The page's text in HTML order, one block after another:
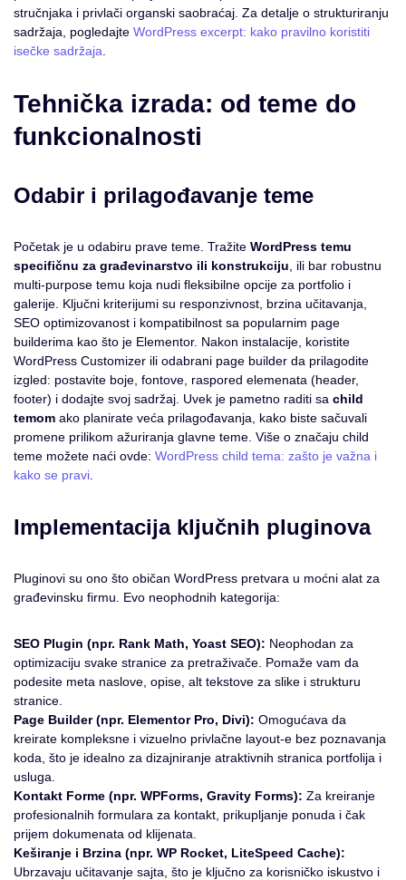
stručnjaka i privlači organski saobraćaj. Za detalje o strukturiranju
sadržaja, pogledajte WordPress excerpt: kako pravilno koristiti
isečke sadržaja
Tehnička izrada: od teme do
funkcionalnosti
Odabir i prilagođavanje teme
Početak je u odabiru prave teme. Tražite WordPress temu
specifičnu za građevinarstvo ili konstrukciju , ili bar robustnu
multi-purpose temu koja nudi fleksibilne opcije za portfolio i
galerije. Ključni kriterijumi su responzivnost, brzina učitavanja,
SEO optimizovanost i kompatibilnost sa popularnim page
builderima kao što je Elementor. Nakon instalacije, koristite
WordPress Customizer ili odabrani page builder da prilagodite
izgled: postavite boje, fontove, raspored elemenata (header,
footer) i dodajte svoj sadržaj. Uvek je pametno raditi sa child
temom ako planirate veća prilagođavanja, kako biste sačuvali
promene prilikom ažuriranja glavne teme. Više o značaju child
teme možete naći ovde: WordPress child tema: zašto je važna i
kako se pravi
Implementacija ključnih pluginova
Pluginovi su ono što običan WordPress pretvara u moćni alat za
građevinsku firmu. Evo neophodnih kategorija:
SEO Plugin (npr. Rank Math, Yoast SEO): Neophodan za
optimizaciju svake stranice za pretraživače. Pomaže vam da
podesite meta naslove, opise, alt tekstove za slike i strukturu
stranice.
Page Builder (npr. Elementor Pro, Divi): Omogućava da
kreirate kompleksne i vizuelno privlačne layout-e bez poznavanja
koda, što je idealno za dizajniranje atraktivnih stranica portfolija i
usluga.
Kontakt Forme (npr. WPForms, Gravity Forms): Za kreiranje
profesionalnih formulara za kontakt, prikupljanje ponuda i čak
prijem dokumenata od klijenata.
Keširanje i Brzina (npr. WP Rocket, LiteSpeed Cache):
Ubrzavaju učitavanje sajta, što je ključno za korisničko iskustvo i